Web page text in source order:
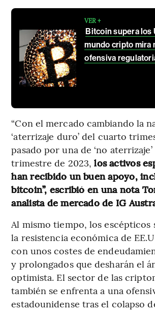
VER +
Bitcoin supera los
mundo cripto mira
ofensiva
“Con el mercado cambiando la
‘aterrizaje duro’ del cuarto
pasado por una de ‘no
trimestre de 2023,los activos
han recibido un buen apoyo,
bitcoin”, escribió en una nota
analista de mercado de IG
Al mismo tiempo, los escépticos
la resistencia económica de
con unos costes de
y prolongados que desharán el
optimista. El sector de las
también se enfrenta a una
estadounidense tras el colapso